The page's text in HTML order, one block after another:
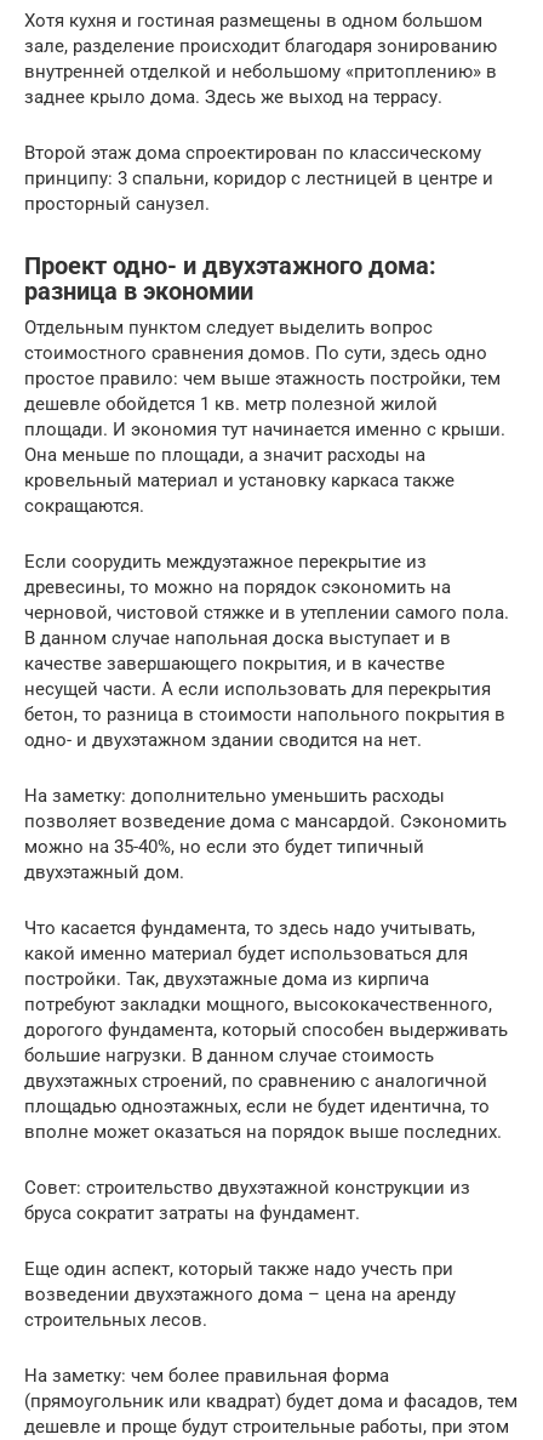
Хотя кухня и гостиная размещены в одном большом
зале, разделение происходит благодаря зонированию
внутренней отделкой и небольшому «притоплению» в
заднее крыло дома. Здесь же выход на террасу.
Второй этаж дома спроектирован по классическому
принципу: 3 спальни, коридор с лестницей в центре и
просторный санузел.
Проект одно- и двухэтажного дома:
разница в экономии
Отдельным пунктом следует выделить вопрос
стоимостного сравнения домов. По сути, здесь одно
простое правило: чем выше этажность постройки, тем
дешевле обойдется 1 кв. метр полезной жилой
площади. И экономия тут начинается именно с крыши.
Она меньше по площади, а значит расходы на
кровельный материал и установку каркаса также
сокращаются.
Если соорудить междуэтажное перекрытие из
древесины, то можно на порядок сэкономить на
черновой, чистовой стяжке и в утеплении самого пола.
В данном случае напольная доска выступает и в
качестве завершающего покрытия, и в качестве
несущей части. А если использовать для перекрытия
бетон, то разница в стоимости напольного покрытия в
одно- и двухэтажном здании сводится на нет.
На заметку: дополнительно уменьшить расходы
позволяет возведение дома с мансардой. Сэкономить
можно на 35-40%, но если это будет типичный
двухэтажный дом.
Что касается фундамента, то здесь надо учитывать,
какой именно материал будет использоваться для
постройки. Так, двухэтажные дома из кирпича
потребуют закладки мощного, высококачественного,
дорогого фундамента, который способен выдерживать
большие нагрузки. В данном случае стоимость
двухэтажных строений, по сравнению с аналогичной
площадью одноэтажных, если не будет идентична, то
вполне может оказаться на порядок выше последних.
Совет: строительство двухэтажной конструкции из
бруса сократит затраты на фундамент.
Еще один аспект, который также надо учесть при
возведении двухэтажного дома – цена на аренду
строительных лесов.
На заметку: чем более правильная форма
(прямоугольник или квадрат) будет дома и фасадов, тем
дешевле и проще будут строительные работы, при этом